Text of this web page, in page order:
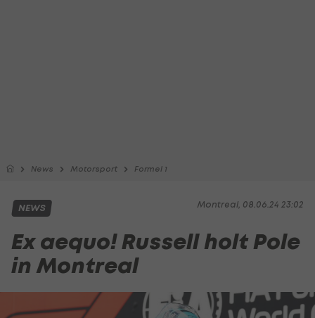
News Motorsport Formel 1
Montreal, 08.06.24 23:02
NEWS
Ex aequo! Russell holt Pole
in Montreal